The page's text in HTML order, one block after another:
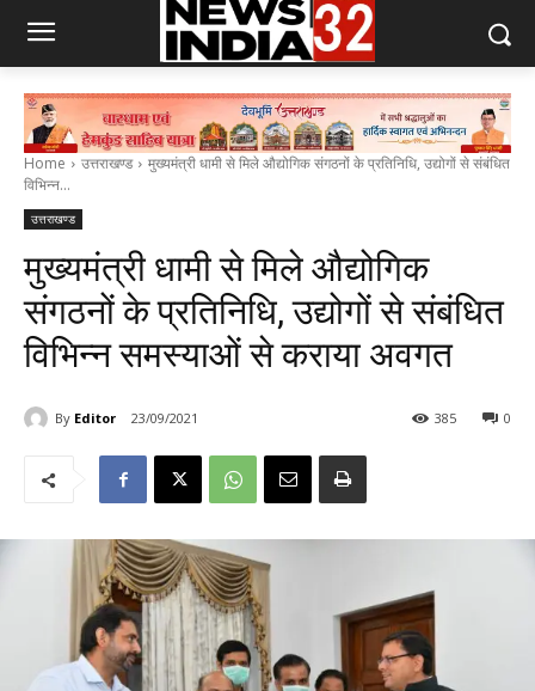
Home उत्तराखण्ड
मुख्यमंत्री धामी से मिले औद्योगिक संगठनों के प्रतिनिधि, उद्योगों से संबंधित
विभिन्न...
उत्तराखण्ड
मुख्यमंत्री धामी से मिले औद्योगिक
संगठनों के प्रतिनिधि, उद्योगों से संबंधित
विभिन्न समस्याओं से कराया अवगत
By Editor 23/09/2021 0
385